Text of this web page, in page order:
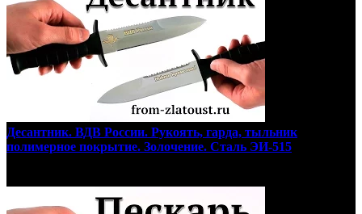
Десантник. ВДВ России. Рукоять, гарда, тыльник
полимерное покрытие. Золочение. Сталь ЭИ-515